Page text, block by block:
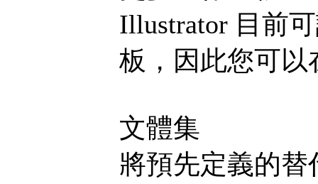
Illustrator 目前
板，因此您可
文體集
將預先定義的